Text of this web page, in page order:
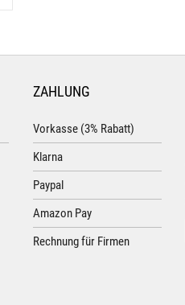
ZAHLUNG
Vorkasse (3% Rabatt)
Klarna
Paypal
Amazon Pay
Rechnung für Firmen